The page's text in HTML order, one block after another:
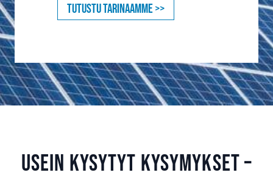
Tutustu tarinaamme >>
Usein kysytyt kysymykset –